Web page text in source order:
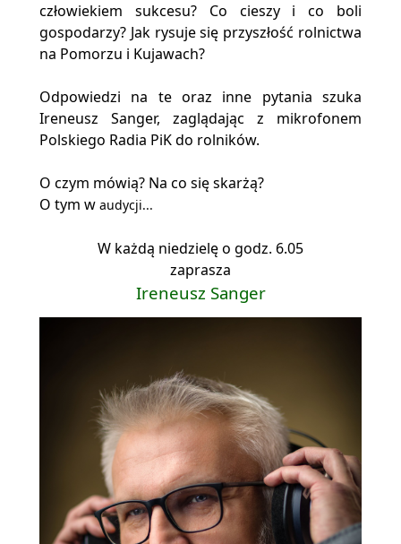
człowiekiem sukcesu? Co cieszy i co boli
gospodarzy? Jak rysuje się przyszłość rolnictwa
na Pomorzu i Kujawach?
Odpowiedzi na te oraz inne pytania szuka
Ireneusz Sanger, zaglądając z mikrofonem
Polskiego Radia PiK do rolników.
O czym mówią? Na co się skarżą?
O tym w audycji...
W każdą niedzielę o godz. 6.05
zaprasza
Ireneusz Sanger